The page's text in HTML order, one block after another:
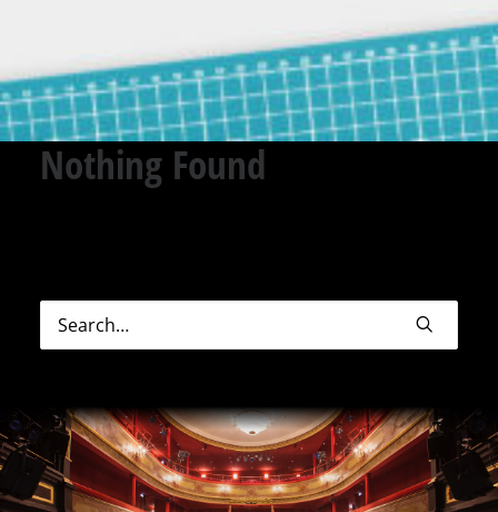
Nothing Found